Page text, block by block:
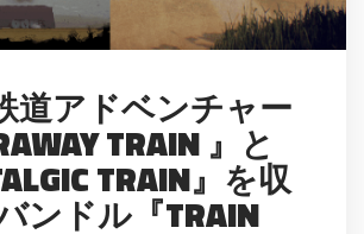
道アドベンチャー
TRAIN 』と
TRAIN』を収
ンドル『TRAIN